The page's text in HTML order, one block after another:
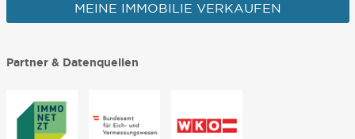
MEINE IMMOBILIE VERKAUFEN
Partner & Datenquellen